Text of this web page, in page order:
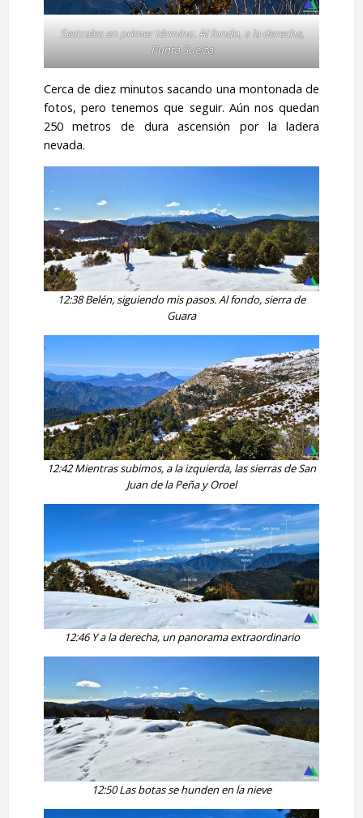
Sestrales en primer término. Al fondo, a la derecha,
Punta Suelza
Cerca de diez minutos sacando una montonada de
fotos, pero tenemos que seguir. Aún nos quedan
250 metros de dura ascensión por la ladera
nevada.
12:38Belén, siguiendo mis pasos. Al fondo, sierra de
Guara
12:42 Mientras subimos, a la izquierda, las sierras de San
Juan de la Peña y Oroel
12:46 Y a la derecha, un panorama extraordinario
12:50 Las botas se hunden en la nieve